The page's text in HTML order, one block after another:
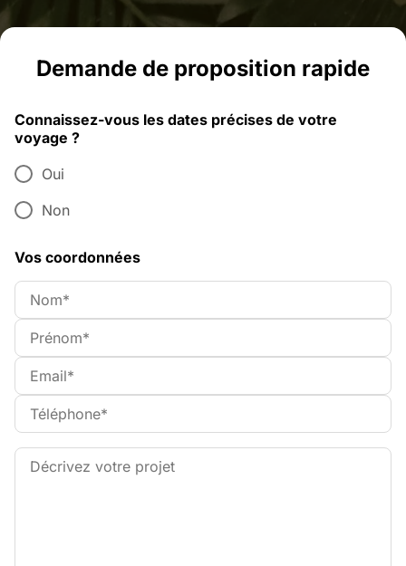
Demande de proposition rapide
Connaissez-vous les dates précises de votre
voyage ?
Oui
Non
Vos coordonnées